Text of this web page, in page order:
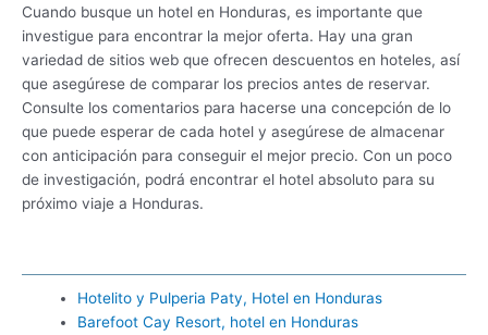
Cuando busque un hotel en Honduras, es importante que
investigue para encontrar la mejor oferta. Hay una gran
variedad de sitios web que ofrecen descuentos en hoteles, así
que asegúrese de comparar los precios antes de reservar.
Consulte los comentarios para hacerse una concepción de lo
que puede esperar de cada hotel y asegúrese de almacenar
con anticipación para conseguir el mejor precio. Con un poco
de investigación, podrá encontrar el hotel absoluto para su
próximo viaje a Honduras.
Hotelito y Pulperia Paty, Hotel en Honduras
Barefoot Cay Resort, hotel en Honduras